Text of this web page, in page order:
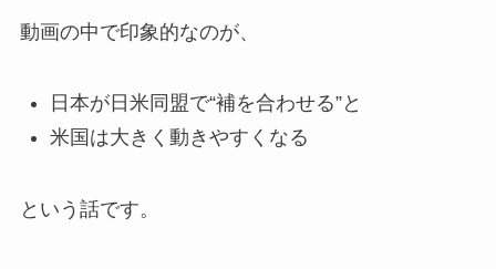
動画の中で印象的なのが、
日本が日米同盟で“補を合わせる”と
米国は大きく動きやすくなる
という話です。